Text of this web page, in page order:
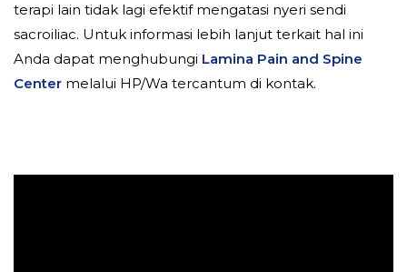
terapi lain tidak lagi efektif mengatasi nyeri sendi
sacroiliac. Untuk informasi lebih lanjut terkait hal ini
Anda dapat menghubungi Lamina Pain and Spine
Center melalui HP/Wa tercantum di kontak.